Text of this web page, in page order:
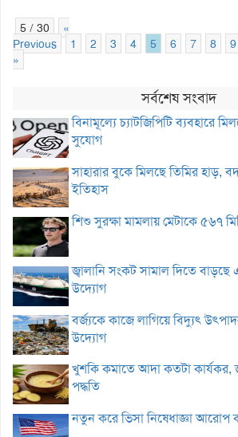
5 / 30
«
Previous
1 2 3 4 5 6 7 8 9
»
সর্বশেষ সংবাদ
বিনামূল্যে চ্যাটজিপিটি ব্যবহারে
সুযোগ
সাহারার বুকে মিলছে তিমির হাড়,
ইতিহাস
শিশু সুরক্ষা মামলায় মেটাকে ৫৬৭
জ্বালানি সংকট সামাল দিতে
উদ্যোগ
বর্জ্যকে কাজে লাগিয়ে বিদ্যুৎ
উদ্যোগ
খুশকি কমাতে আদা কতটা কার্যকর,
পদ্ধতি
নতুন করে ভিসা নিষেধাজ্ঞা আরোপ